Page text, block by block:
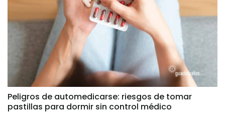
Peligros de automedicarse: riesgos de tomar
pastillas para dormir sin control médico